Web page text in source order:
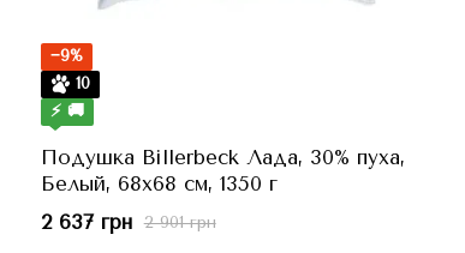
−9%
10
⚡ 🚚
Подушка Billerbeck Лада, 30% пуха,
Белый, 68x68 см, 1350 г
2 901 грн
2 637 грн